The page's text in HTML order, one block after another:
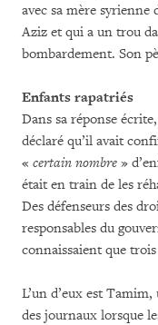
avec sa mère syrienne
Aziz et qui a un trou
bombardement. Son
Enfants rapatriés
Dans sa réponse
déclaré qu’il avait
« certain nombre »
était en train de les
Des défenseurs des
responsables du
connaissaient que
L’un d’eux est
des journaux lorsque